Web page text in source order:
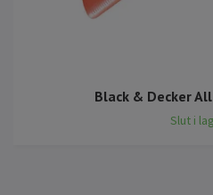
Black & Decker
Slut i